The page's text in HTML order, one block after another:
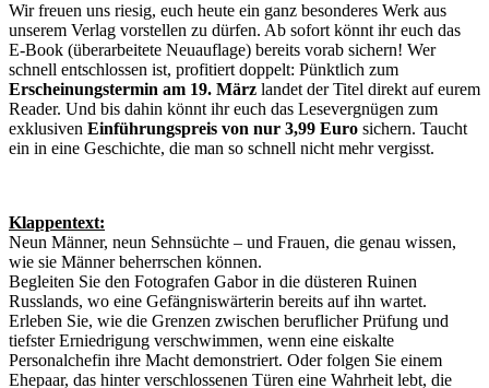
Wir freuen uns riesig, euch heute ein ganz besonderes Werk aus
unserem Verlag vorstellen zu dürfen. Ab sofort könnt ihr euch das
E-Book (überarbeitete Neuauflage) bereits vorab sichern! Wer
schnell entschlossen ist, profitiert doppelt: Pünktlich zum
Erscheinungstermin am 19. März landet der Titel direkt auf eurem
Reader. Und bis dahin könnt ihr euch das Lesevergnügen zum
exklusiven Einführungspreis von nur 3,99 Euro sichern. Taucht
ein in eine Geschichte, die man so schnell nicht mehr vergisst.
Klappentext:
Neun Männer, neun Sehnsüchte – und Frauen, die genau wissen,
wie sie Männer beherrschen können.
Begleiten Sie den Fotografen Gabor in die düsteren Ruinen
Russlands, wo eine Gefängniswärterin bereits auf ihn wartet.
Erleben Sie, wie die Grenzen zwischen beruflicher Prüfung und
tiefster Erniedrigung verschwimmen, wenn eine eiskalte
Personalchefin ihre Macht demonstriert. Oder folgen Sie einem
Ehepaar, das hinter verschlossenen Türen eine Wahrheit lebt, die